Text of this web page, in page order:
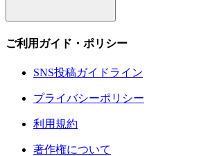
ご利用ガイド・ポリシー
SNS投稿ガイドライン
プライバシーポリシー
利用規約
著作権について